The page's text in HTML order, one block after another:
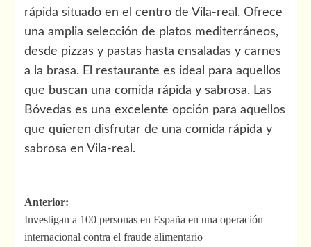
rápida situado en el centro de Vila-real. Ofrece
una amplia selección de platos mediterráneos,
desde pizzas y pastas hasta ensaladas y carnes
a la brasa. El restaurante es ideal para aquellos
que buscan una comida rápida y sabrosa. Las
Bóvedas es una excelente opción para aquellos
que quieren disfrutar de una comida rápida y
sabrosa en Vila-real.
Navegación
de
Anterior:
Investigan a 100 personas en España en una operación
internacional contra el fraude alimentario